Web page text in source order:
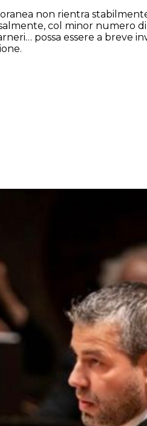
non rientra stabilmente
col minor numero
possa essere a